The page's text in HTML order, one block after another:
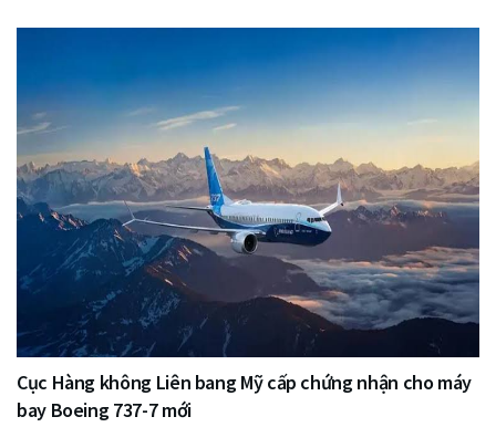
Cục Hàng không Liên bang Mỹ cấp chứng nhận cho máy
bay Boeing 737-7 mới